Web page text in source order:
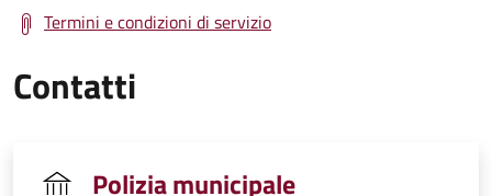
Termini e condizioni di servizio
Contatti
Polizia municipale